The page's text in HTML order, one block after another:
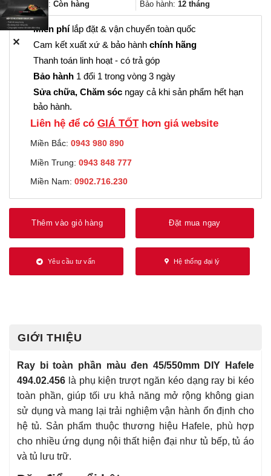
Trạng thái: Còn hàng Bảo hành: 12 tháng
Miễn phílắp đặt & vận chuyển toàn quốc
Cam kết xuất xứ & bảo hành chính hãng
Thanh toán linh hoạt - có trả góp
Bảo hành 1 đổi 1 trong vòng 3 ngày
Sửa chữa, Chăm sóc ngay cả khi sản phẩm hết hạn
bảo hành.
Liên hệ để có GIÁ TỐThơn giá website
Miền Bắc: 0943 980 890
Miền Trung: 0943 848 777
Miền Nam: 0902.716.230
Thêm vào giỏ hàng Đặt mua ngay
Yêu cầu tư vấn Hệ thống đại lý
GIỚI THIỆU
Ray bi toàn phần màu đen 45/550mm DIY Hafele
494.02.456 là phụ kiện trượt ngăn kéo dạng ray bi kéo
toàn phần, giúp tối ưu khả năng mở rộng không gian
sử dụng và mang lại trải nghiệm vận hành ổn định cho
hệ tủ. Sản phẩm thuộc thương hiệu Hafele, phù hợp
cho nhiều ứng dụng nội thất hiện đại như tủ bếp, tủ áo
và tủ lưu trữ.
✕